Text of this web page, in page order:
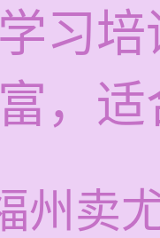
习
，
州卖